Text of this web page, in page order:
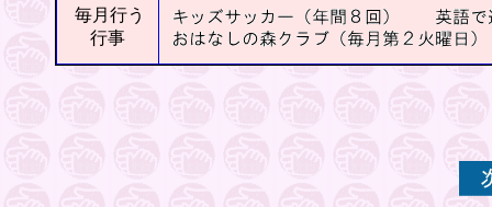
毎月行う
行事